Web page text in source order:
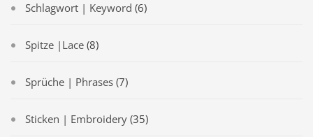
Schlagwort | Keyword (6)
Spitze |Lace (8)
Sprüche | Phrases (7)
Sticken | Embroidery (35)